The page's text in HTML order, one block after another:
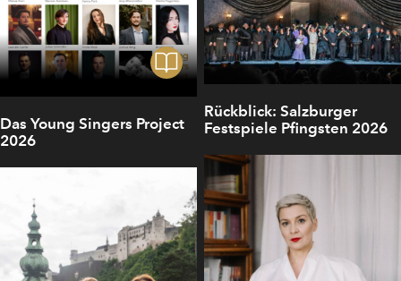
Das Young Singers Project
2026
Rückblick: Salzburger
Festspiele Pfingsten 2026